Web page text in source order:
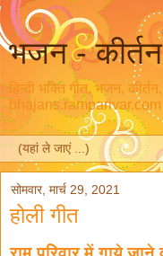
भजन -
हिन्दी भक्ति गीत, भजन,
bhajans.ramparivar.com
सोमवार, मार्च 29, 2021
होली गीत